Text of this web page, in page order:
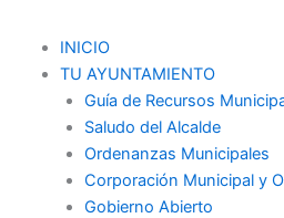
contenido
INICIO
TU AYUNTAMIENTO
Guía de Recursos
Saludo del Alcalde
Ordenanzas Municipales
Corporación Municipal y
Gobierno Abierto
Menu